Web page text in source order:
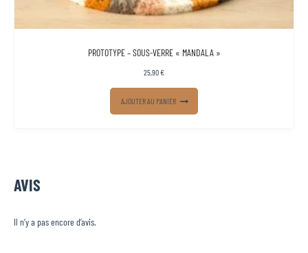
PROTOTYPE – SOUS-VERRE « MANDALA »
25,90€
AJOUTER AU PANIER
AVIS
Il n’y a pas encore d’avis.